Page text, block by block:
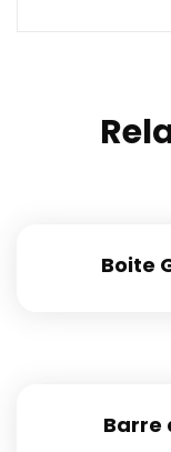
Boite
Barre